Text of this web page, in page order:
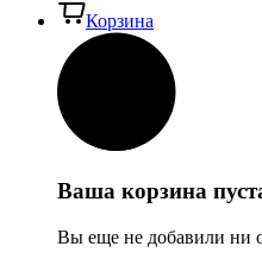
Корзина
Ваша корзина
Вы еще не добавили ни